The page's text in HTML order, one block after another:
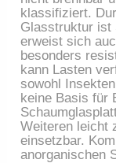
klassifiziert.
Glasstruktur ist
erweist sich
besonders
kann Lasten
sowohl
keine Basis für
Weiteren leicht
einsetzbar.
anorganischen